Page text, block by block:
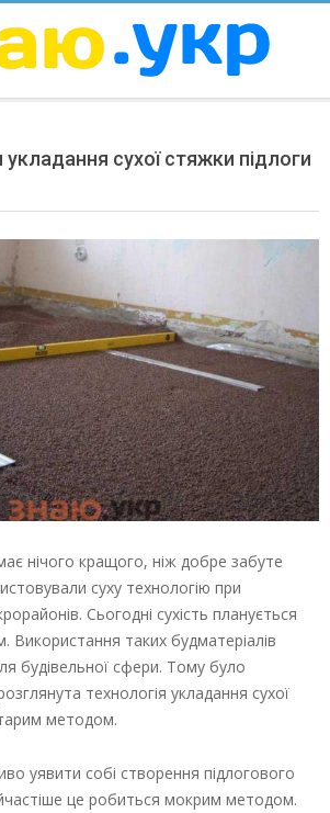
укладання сухої стяжки підлоги
нічого кращого, ніж добре забуте
суху технологію при
Сьогодні сухість планується
Використання таких будматеріалів
будівельної сфери. Тому було
технологія укладання сухої
методом.
уявити собі створення підлогового
це робиться мокрим методом.